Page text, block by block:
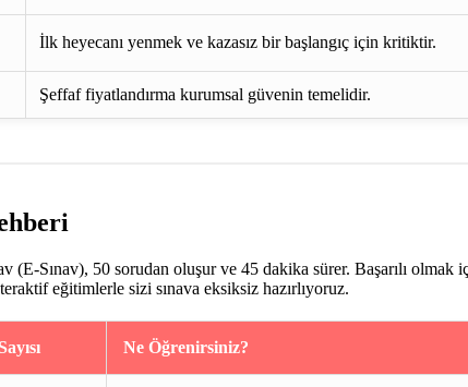
İlk heyecanı yenmek ve kazasız bir başlangıç için kritiktir.
Şeffaf fiyatlandırma kurumsal güvenin temelidir.
Sınav), 50 sorudan oluşur ve 45 dakika sürer. Başarılı olmak
eğitimlerle sizi sınava eksiksiz hazırlıyoruz.
Ne Öğrenirsiniz?